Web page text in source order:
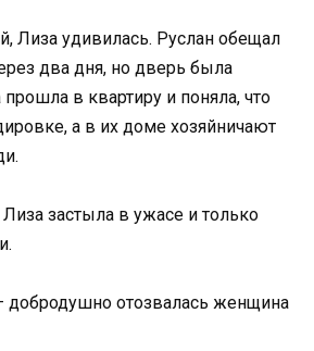
Лиза удивилась. Руслан обещал
два дня, но дверь была
в квартиру и поняла, что
а в их доме хозяйничают
застыла в ужасе и только
добродушно отозвалась женщина